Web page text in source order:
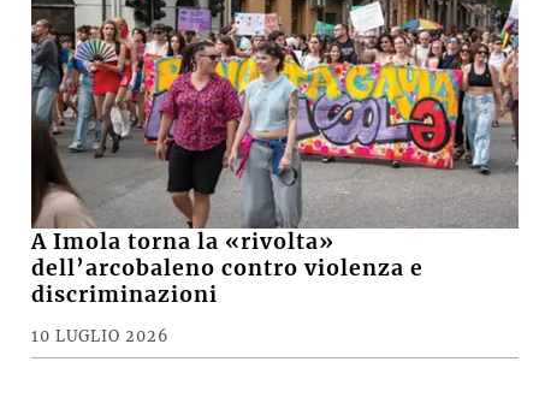
A Imola torna la «rivolta»
dell’arcobaleno contro violenza e
discriminazioni
10 LUGLIO 2026